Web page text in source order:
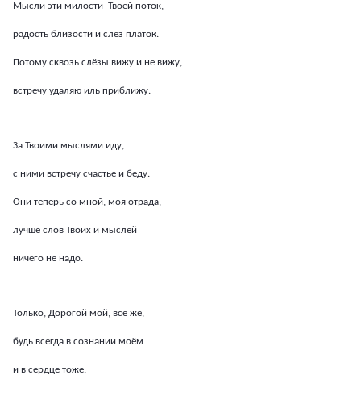
Мысли эти милости Твоей поток,
радость близости и слёз платок.
Потому сквозь слёзы вижу и не вижу,
встречу удаляю иль приближу.
За Твоими мыслями иду,
с ними встречу счастье и беду.
Они теперь со мной, моя отрада,
лучше слов Твоих и мыслей
ничего не надо.
Только, Дорогой мой, всё же,
будь всегда в сознании моём
и в сердце тоже.